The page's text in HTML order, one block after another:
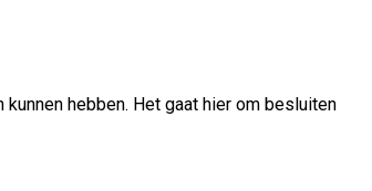
hebben. Het gaat hier om besluiten